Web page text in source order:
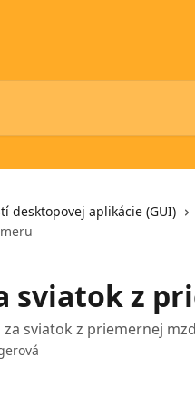
desktopovej aplikácie (GUI)
sviatok z
sviatok z priemernej